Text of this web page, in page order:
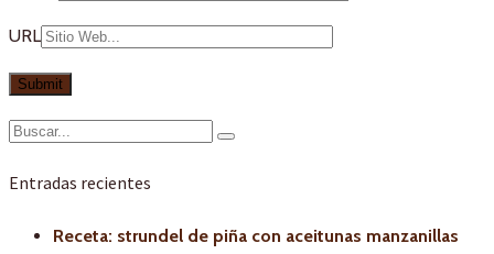
URL
Entradas recientes
Receta: strundel de piña con aceitunas manzanillas